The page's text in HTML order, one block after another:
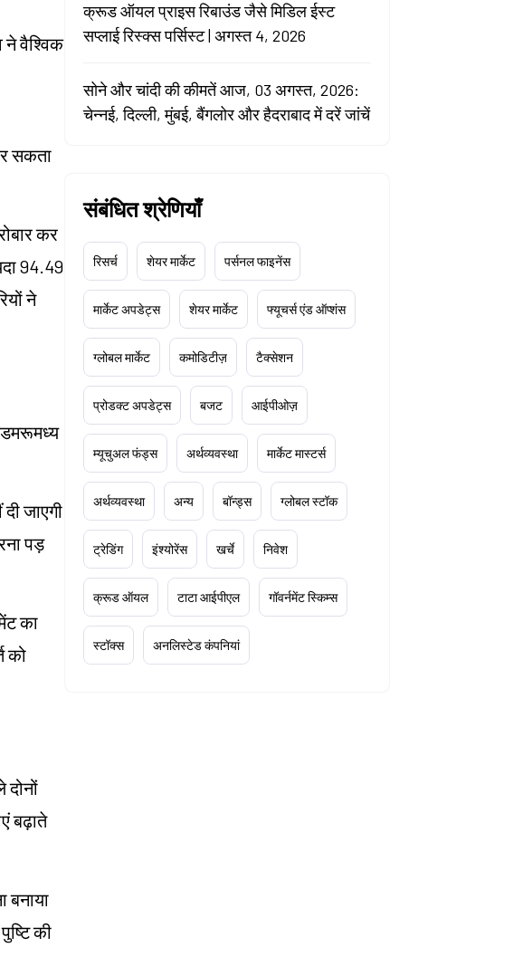
ने वैश्विक
सकता
कर
94.49
ने
जाएगी
पड़
का
को
दोनों
बढ़ाते
बनाया
की
क्रूड ऑयल प्राइस रिबाउंड जैसे मिडिल ईस्ट
सप्लाई रिस्क्स पर्सिस्ट | अगस्त 4, 2026
सोने और चांदी की कीमतें आज, 03 अगस्त, 2026:
चेन्नई, दिल्ली, मुंबई, बैंगलोर और हैदराबाद में दरें जांचें
संबंधित श्रेणियाँ
रिसर्च शेयर मार्केट पर्सनल फाइनेंस
मार्केट अपडेट्स शेयर मार्केट फ्यूचर्स एंड ऑप्शंस
ग्लोबल मार्केट कमोडिटीज़ टैक्सेशन
प्रोडक्ट अपडेट्स बजट आईपीओज़
म्यूचुअल फंड्स अर्थव्यवस्था मार्केट मास्टर्स
अर्थव्यवस्था अन्य बॉन्ड्स ग्लोबल स्टॉक
ट्रेडिंग इंश्योरेंस खर्चे निवेश
क्रूड ऑयल टाटा आईपीएल गॉवर्नमेंट स्किम्स
स्टॉक्स अनलिस्टेड कंपनियां